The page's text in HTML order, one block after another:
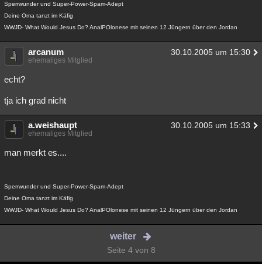
Sperrwunder und Super-Power-Spam-Adept
Deine Oma tanzt im Käfig
WWJD- What Would Jesus Do? AnalPOlonese mit seinen 12 Jüngern über den Jordan
arcanum 30.10.2005 um 15:30
ehemaliges Mitglied
echt?
tja ich grad nicht
a.weishaupt 30.10.2005 um 15:33
ehemaliges Mitglied
man merkt es....
Sperrwunder und Super-Power-Spam-Adept
Deine Oma tanzt im Käfig
WWJD- What Would Jesus Do? AnalPOlonese mit seinen 12 Jüngern über den Jordan
weiter
Seite 4 von 8